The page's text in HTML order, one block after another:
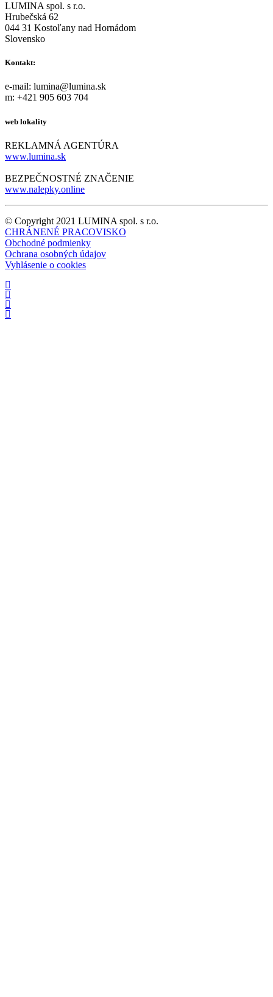
LUMINA spol. s r.o.
Hrubečská 62
044 31 Kostoľany nad Hornádom
Slovensko
Kontakt:
e-mail: lumina@lumina.sk
m: +421 905 603 704
web lokality
REKLAMNÁ AGENTÚRA
www.lumina.sk
BEZPEČNOSTNÉ ZNAČENIE
www.nalepky.online
© Copyright 2021 LUMINA spol. s r.o.
CHRÁNENÉ PRACOVISKO
Obchodné podmienky
Ochrana osobných údajov
Vyhlásenie o cookies